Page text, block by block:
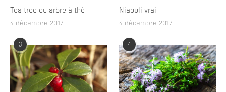
Tea tree ou arbre à thé
4 décembre 2017
Niaouli vrai
4 décembre 2017
3 4